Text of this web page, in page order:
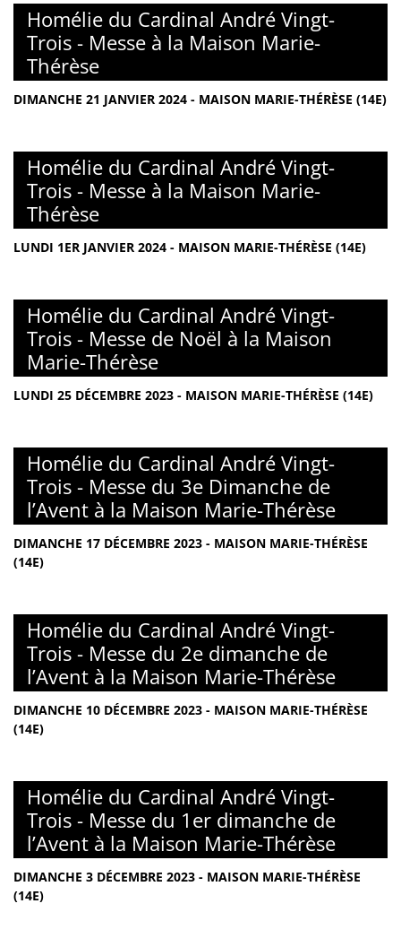
Homélie du Cardinal André Vingt-
Trois - Messe à la Maison Marie-
Thérèse
DIMANCHE 21 JANVIER 2024 - MAISON MARIE-THÉRÈSE (14E)
Homélie du Cardinal André Vingt-
Trois - Messe à la Maison Marie-
Thérèse
LUNDI 1ER JANVIER 2024 - MAISON MARIE-THÉRÈSE (14E)
Homélie du Cardinal André Vingt-
Trois - Messe de Noël à la Maison
Marie-Thérèse
LUNDI 25 DÉCEMBRE 2023 - MAISON MARIE-THÉRÈSE (14E)
Homélie du Cardinal André Vingt-
Trois - Messe du 3e Dimanche de
l’Avent à la Maison Marie-Thérèse
DIMANCHE 17 DÉCEMBRE 2023 - MAISON MARIE-THÉRÈSE
(14E)
Homélie du Cardinal André Vingt-
Trois - Messe du 2e dimanche de
l’Avent à la Maison Marie-Thérèse
DIMANCHE 10 DÉCEMBRE 2023 - MAISON MARIE-THÉRÈSE
(14E)
Homélie du Cardinal André Vingt-
Trois - Messe du 1er dimanche de
l’Avent à la Maison Marie-Thérèse
DIMANCHE 3 DÉCEMBRE 2023 - MAISON MARIE-THÉRÈSE
(14E)